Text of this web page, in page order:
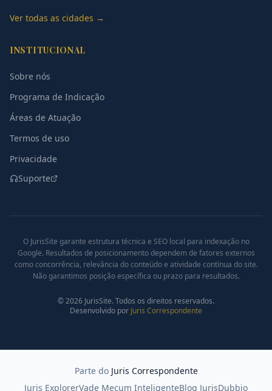
Ver todas as cidades →
INSTITUCIONAL
Sobre nós
Programa de Indicação
Áreas de Atuação
Termos de uso
Privacidade
Suporte
O JurisSite garante estrutura técnica e SEO local para indexação no
Google. Resultados de posicionamento dependem de fatores externos
como concorrência, relevância do conteúdo e atividade contínua do site.
Não garantimos posição específica ou prazo para resultados.
©2026 JurisSite. Todos os direitos reservados.
Desenvolvido por Juris Correspondente
Parte do Juris Correspondente
Juris ExplorerVade Mecum InteligenteBlog JurisDubbio